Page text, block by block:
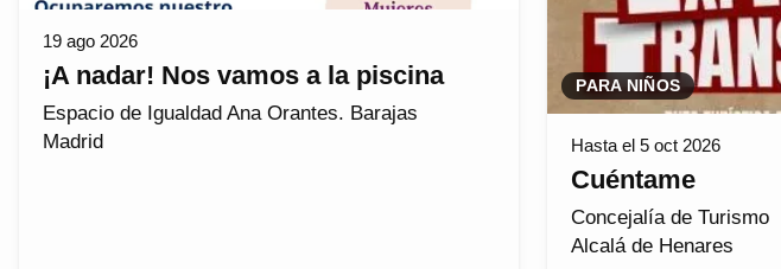
19 ago 2026
¡A nadar! Nos vamos a la piscina
Espacio de Igualdad Ana Orantes. Barajas
Madrid
PARA NIÑOS
Hasta el 5 oct 2026
Cuéntame
Concejalía de Turismo
Alcalá de Henares